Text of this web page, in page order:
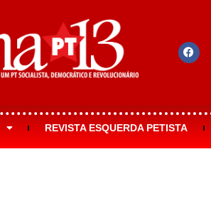
REVISTA ESQUERDA PETISTA